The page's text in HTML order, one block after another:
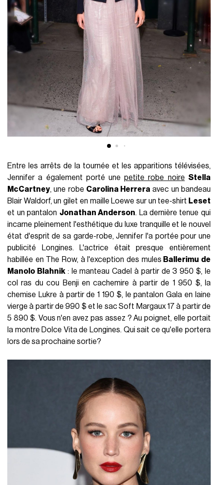
Entre les arrêts de la tournée et les apparitions télévisées,
Jennifer a également porté unepetite robe noire Stella
McCartney, une robe Carolina Herrera avec un bandeau
Blair Waldorf, un gilet en maille Loewe sur un tee-shirt Leset
et un pantalon Jonathan Anderson. La dernière tenue qui
incarne pleinement l'esthétique du luxe tranquille et le nouvel
état d'esprit de sa garde-robe, Jennifer l'a portée pour une
publicité Longines. L'actrice était presque entièrement
habillée en The Row, à l'exception des mules Ballerimu de
Manolo Blahnik: le manteau Cadel à partir de 3 950 $, le
col ras du cou Benji en cachemire à partir de 1 950 $, la
chemise Lukre à partir de 1 190 $, le pantalon Gala en laine
vierge à partir de 990 $ et le sac Soft Margaux 17 à partir de
5 890 $. Vous n'en avez pas assez ? Au poignet, elle portait
la montre Dolce Vita de Longines. Qui sait ce qu'elle portera
lors de sa prochaine sortie?